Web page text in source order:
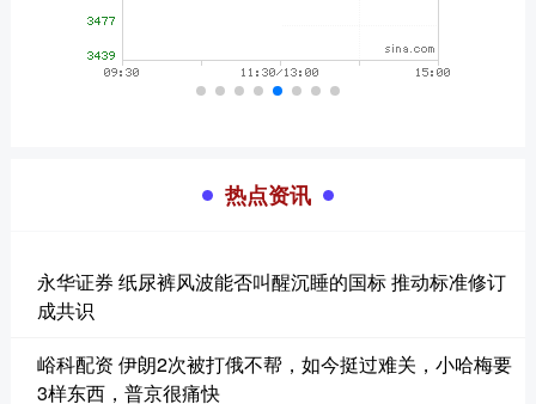
热点资讯
永华证券 纸尿裤风波能否叫醒沉睡的国标 推动标准修订
成共识
峪科配资 伊朗2次被打俄不帮，如今挺过难关，小哈梅要
3样东西，普京很痛快